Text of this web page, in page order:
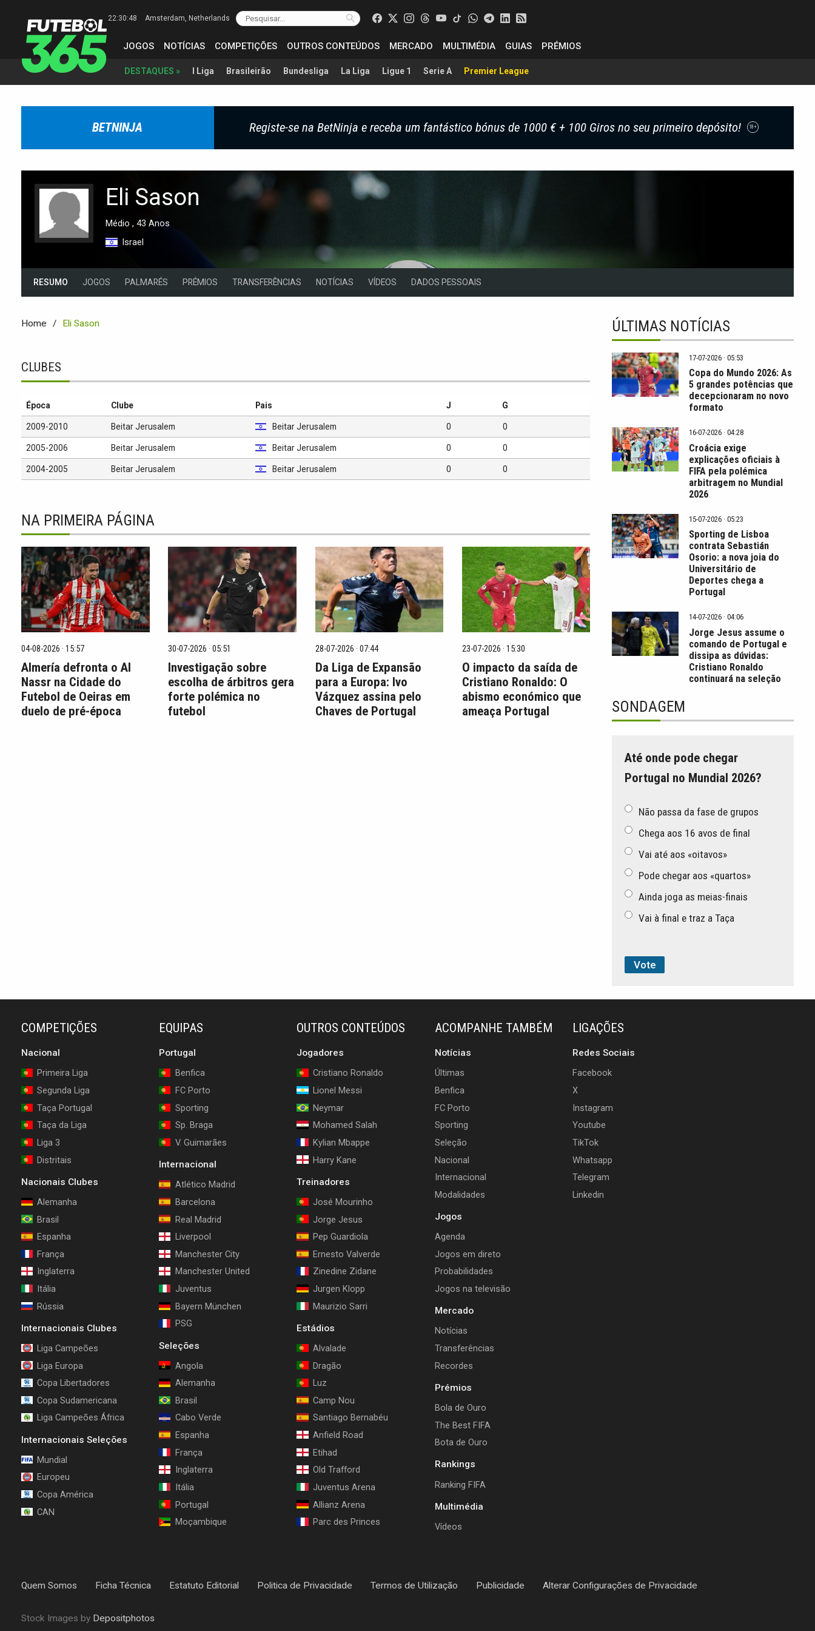
22:30:49 Amsterdam, Netherlands
JOGOS NOTÍCIAS COMPETIÇÕES OUTROS CONTEÚDOS MERCADO MULTIMÉDIA GUIAS PRÉMIOS
DESTAQUES » I Liga Brasileirão Bundesliga La Liga Ligue 1 Serie A Premier League
BETNINJA Registe-se na BetNinja e receba um fantástico bónus de 1000 € + 100 Giros no seu primeiro depósito! 18+
Eli Sason
Médio , 43 Anos
Israel
RESUMO JOGOS PALMARÉS PRÉMIOS TRANSFERÊNCIAS NOTÍCIAS VÍDEOS DADOS PESSOAIS
Home Eli Sason
CLUBES
Época Clube Pais J G
2009-2010 Beitar Jerusalem Beitar Jerusalem 0 0
2005-2006 Beitar Jerusalem Beitar Jerusalem 0 0
2004-2005 Beitar Jerusalem Beitar Jerusalem 0 0
NA PRIMEIRA PÁGINA
04-08-2026 · 15:57
Almería defronta o Al
Nassr na Cidade do
Futebol de Oeiras em
duelo de pré-época
30-07-2026 · 05:51
Investigação sobre
escolha de árbitros gera
forte polémica no
futebol
28-07-2026 · 07:44
Da Liga de Expansão
para a Europa: Ivo
Vázquez assina pelo
Chaves de Portugal
23-07-2026 · 15:30
O impacto da saída de
Cristiano Ronaldo: O
abismo económico que
ameaça Portugal
ÚLTIMAS NOTÍCIAS
17-07-2026 · 05:53
Copa do Mundo 2026: As
5 grandes potências que
decepcionaram no novo
formato
16-07-2026 · 04:28
Croácia exige
explicações oficiais à
FIFA pela polémica
arbitragem no Mundial
2026
15-07-2026 · 05:23
Sporting de Lisboa
contrata Sebastián
Osorio: a nova joia do
Universitário de
Deportes chega a
Portugal
14-07-2026 · 04:06
Jorge Jesus assume o
comando de Portugal e
dissipa as dúvidas:
Cristiano Ronaldo
continuará na seleção
SONDAGEM
Até onde pode chegar
Portugal no Mundial 2026?
Não passa da fase de grupos
Chega aos 16 avos de final
Vai até aos «oitavos»
Pode chegar aos «quartos»
Ainda joga as meias-finais
Vai à final e traz a Taça
COMPETIÇÕES
Nacional
Primeira Liga
Segunda Liga
Taça Portugal
Taça da Liga
Liga 3
Distritais
Nacionais Clubes
Alemanha
Brasil
Espanha
França
Inglaterra
Itália
Rússia
Internacionais Clubes
Liga Campeões
Liga Europa
Copa Libertadores
Copa Sudamericana
Liga Campeões África
Internacionais Seleções
Mundial
Europeu
Copa América
CAN
EQUIPAS
Portugal
Benfica
FC Porto
Sporting
Sp. Braga
V. Guimarães
Internacional
Atlético Madrid
Barcelona
Real Madrid
Liverpool
Manchester City
Manchester United
Juventus
Bayern München
PSG
Seleções
Angola
Alemanha
Brasil
Cabo Verde
Espanha
França
Inglaterra
Itália
Portugal
Moçambique
OUTROS CONTEÚDOS
Jogadores
Cristiano Ronaldo
Lionel Messi
Neymar
Mohamed Salah
Kylian Mbappe
Harry Kane
Treinadores
José Mourinho
Jorge Jesus
Pep Guardiola
Ernesto Valverde
Zinedine Zidane
Jurgen Klopp
Maurizio Sarri
Estádios
Alvalade
Dragão
Luz
Camp Nou
Santiago Bernabéu
Anfield Road
Etihad
Old Trafford
Juventus Arena
Allianz Arena
Parc des Princes
ACOMPANHE TAMBÉM
Notícias
Últimas
Benfica
FC Porto
Sporting
Seleção
Nacional
Internacional
Modalidades
Jogos
Agenda
Jogos em direto
Probabilidades
Jogos na televisão
Mercado
Notícias
Transferências
Recordes
Prémios
Bola de Ouro
The Best FIFA
Bota de Ouro
Rankings
Ranking FIFA
Multimédia
Vídeos
LIGAÇÕES
Redes Sociais
Facebook
X
Instagram
Youtube
TikTok
Whatsapp
Telegram
Linkedin
Quem Somos Ficha Técnica Estatuto Editorial Politica de Privacidade Termos de Utilização Publicidade Alterar Configurações de Privacidade
Stock Images by Depositphotos